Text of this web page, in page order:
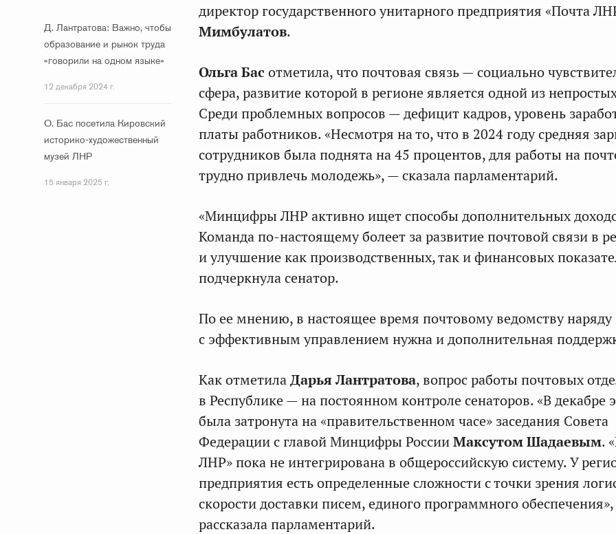
Д. Лантратова: Важно, чтобы
образование и рынок труда
«говорили на одном языке»
12 декабря 2024 г.
О. Бас посетила Кировский
историко-художественный
музей ЛНР
15 января 2025 г.
директор государственного унитарного предприятия «Почта
Мимбулатов.
Ольга Бас отметила, что почтовая связь — социально
сфера, развитие которой в регионе является одной из
Среди проблемных вопросов — дефицит кадров, уровень
платы работников. «Несмотря на то, что в 2024 году средняя
сотрудников была поднята на 45 процентов, для работы на
трудно привлечь молодежь», — сказала парламентарий.
«Минцифры ЛНР активно ищет способы дополнительных
Команда по‑настоящему болеет за развитие почтовой связи в
и улучшение как производственных, так и финансовых
подчеркнула сенатор.
По ее мнению, в настоящее время почтовому ведомству наряду
с эффективным управлением нужна и дополнительная
Как отметилаДарья Лантратова, вопрос работы почтовых
в Республике — на постоянном контроле сенаторов. «В декабре
была затронута на «правительственном часе» заседания Совета
Федерации с главой Минцифры РоссииМаксутом Шадаевым.
ЛНР» пока не интегрирована в общероссийскую систему. У
предприятия есть определенные сложности с точки зрения
скорости доставки писем, единого программного
рассказала парламентарий.